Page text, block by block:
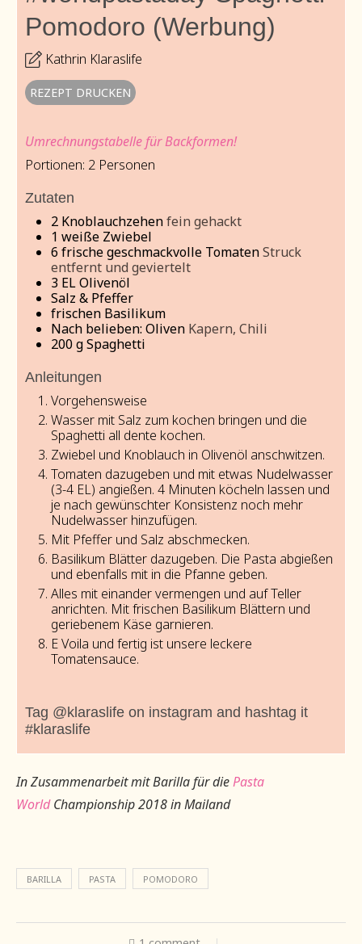
Pomodoro (Werbung)
Kathrin Klaraslife
REZEPT DRUCKEN
Umrechnungstabelle für Backformen!
Portionen: 2 Personen
Zutaten
2 Knoblauchzehenfein gehackt
1 weiße Zwiebel
6 frische geschmackvolle TomatenStruck
entfernt und geviertelt
3 EL Olivenöl
Salz & Pfeffer
frischen Basilikum
Nach belieben: Oliven Kapern, Chili
200gSpaghetti
Anleitungen
Vorgehensweise
Wasser mit Salz zum kochen bringen und die
Spaghetti all dente kochen.
Zwiebel und Knoblauch in Olivenöl anschwitzen.
Tomaten dazugeben und mit etwas Nudelwasser
(3-4 EL) angießen. 4 Minuten köcheln lassen und
je nach gewünschter Konsistenz noch mehr
Nudelwasser hinzufügen.
Mit Pfeffer und Salz abschmecken.
Basilikum Blätter dazugeben. Die Pasta abgießen
und ebenfalls mit in die Pfanne geben.
Alles mit einander vermengen und auf Teller
anrichten. Mit frischen Basilikum Blättern und
geriebenem Käse garnieren.
E Voila und fertig ist unsere leckere
Tomatensauce.
Tag @klaraslife on instagram and hashtag it
#klaraslife
In Zusammenarbeit mit Barilla für diePasta
WorldChampionship 2018 in Mailand
BARILLA PASTA POMODORO